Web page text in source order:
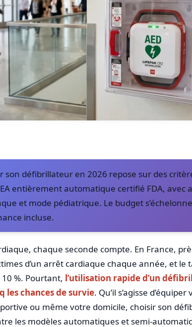
son défibrillateur en 2026 repose sur des
entièrement automatique certifié FDA, avec
et mode pédiatrique. Le budget
incluse.
chaque seconde compte. En France,
d’un arrêt cardiaque chaque année, et le
%. Pourtant, l’utilisation rapide d’un
les chances de survie. Qu’il s’agisse
ou même votre domicile, choisir son
les modèles automatiques et semi-